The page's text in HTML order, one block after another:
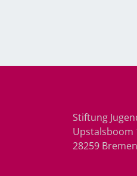
Stiftung
Upstalsboom
28259 Bremen